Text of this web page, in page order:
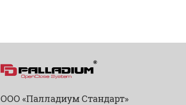
ООО «Палладиум Стандарт»